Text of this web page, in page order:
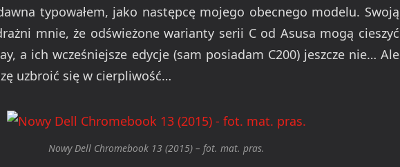
typowałem, jako następcę mojego obecnego modelu. Swoją
mnie, że odświeżone warianty serii C od Asusa mogą cieszyć
a ich wcześniejsze edycje (sam posiadam C200) jeszcze nie… Ale
uzbroić się w cierpliwość…
Nowy Dell Chromebook 13 (2015) – fot. mat. pras.